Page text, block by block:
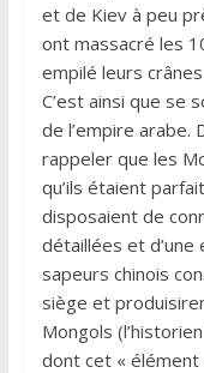
et de Kiev à peu
ont massacré les
empilé leurs
C’est ainsi que se
de l’empire arabe.
rappeler que les
qu’ils étaient
disposaient de
détaillées et
sapeurs chinois
siège et
Mongols
dont cet «